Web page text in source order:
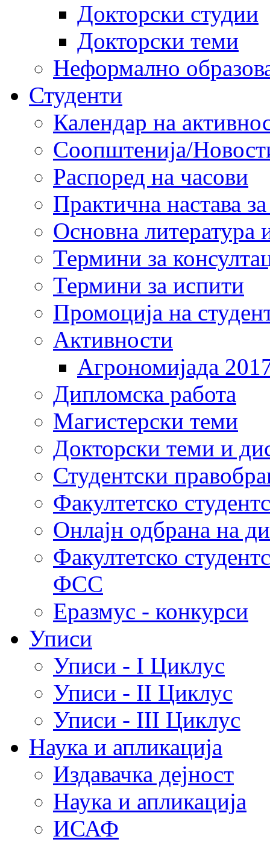
Докторски студии
Докторски теми
Неформално
Студенти
Календар на
Соопштенија/
Распоред на часови
Практична настава
Основна литература
Термини за
Термини за испити
Промоција на
Активности
Агрономијада
Дипломска работа
Магистерски теми
Докторски теми и
Студентски
Факултетско
Онлајн одбрана на
Факултетско
ФСС
Еразмус - конкурси
Уписи
Уписи - I Циклус
Уписи - II Циклус
Уписи - III Циклус
Наука и апликација
Издавачка дејност
Наука и апликација
ИСАФ